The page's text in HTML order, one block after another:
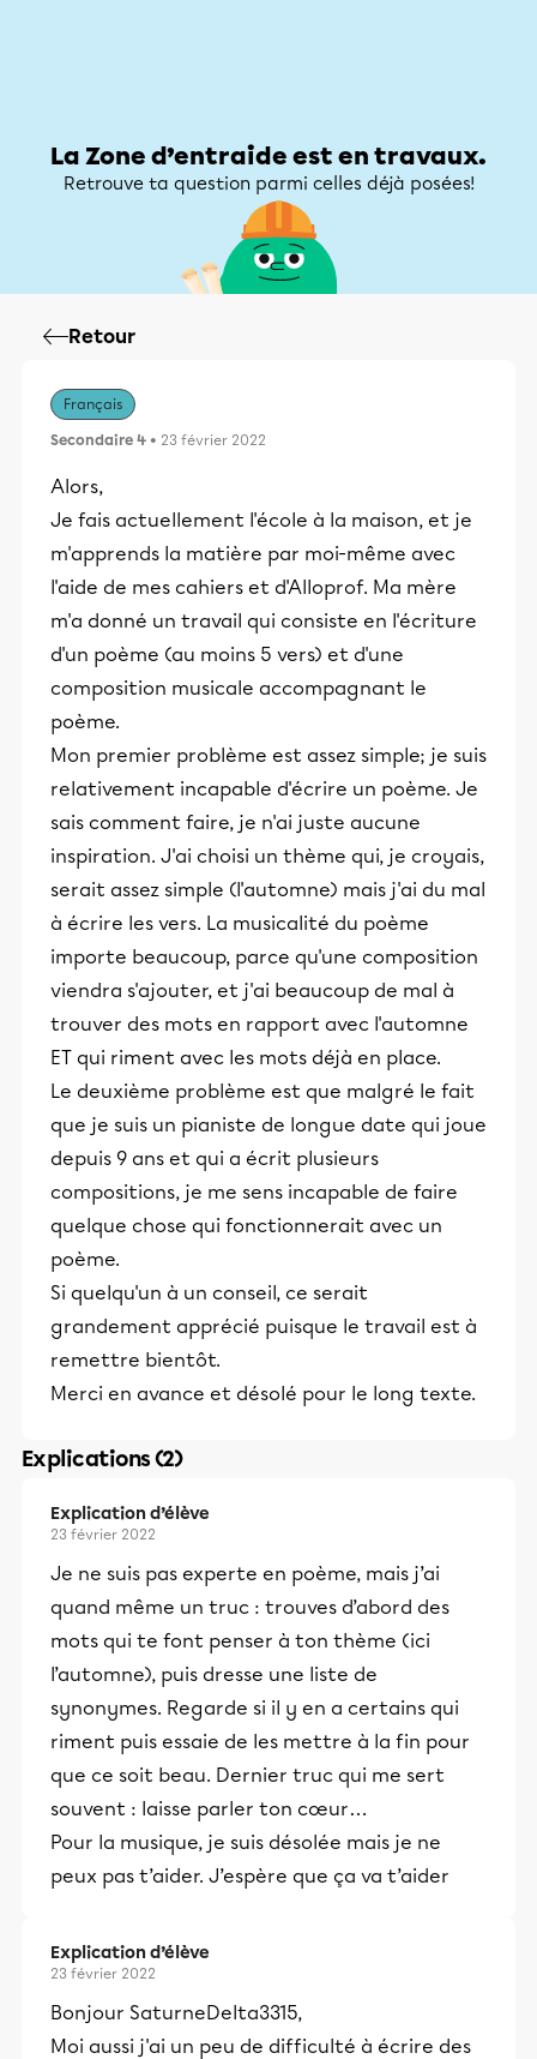
La Zone d’entraide est en travaux.
Retrouve ta question parmi celles déjà posées!
Retour
Français
Secondaire 4 • 23 février 2022
Alors,
Je fais actuellement l'école à la maison, et je
m'apprends la matière par moi-même avec
l'aide de mes cahiers et d'Alloprof. Ma mère
m'a donné un travail qui consiste en l'écriture
d'un poème (au moins 5 vers) et d'une
composition musicale accompagnant le
poème.
Mon premier problème est assez simple; je suis
relativement incapable d'écrire un poème. Je
sais comment faire, je n'ai juste aucune
inspiration. J'ai choisi un thème qui, je croyais,
serait assez simple (l'automne) mais j'ai du mal
à écrire les vers. La musicalité du poème
importe beaucoup, parce qu'une composition
viendra s'ajouter, et j'ai beaucoup de mal à
trouver des mots en rapport avec l'automne
ET qui riment avec les mots déjà en place.
Le deuxième problème est que malgré le fait
que je suis un pianiste de longue date qui joue
depuis 9 ans et qui a écrit plusieurs
compositions, je me sens incapable de faire
quelque chose qui fonctionnerait avec un
poème.
Si quelqu'un à un conseil, ce serait
grandement apprécié puisque le travail est à
remettre bientôt.
Merci en avance et désolé pour le long texte.
Explications (2)
Explication d’élève
23 février 2022
Je ne suis pas experte en poème, mais j’ai
quand même un truc : trouves d’abord des
mots qui te font penser à ton thème (ici
l’automne), puis dresse une liste de
synonymes. Regarde si il y en a certains qui
riment puis essaie de les mettre à la fin pour
que ce soit beau. Dernier truc qui me sert
souvent : laisse parler ton cœur…
Pour la musique, je suis désolée mais je ne
peux pas t’aider. J’espère que ça va t’aider
Explication d’élève
23 février 2022
Bonjour SaturneDelta3315,
Moi aussi j'ai un peu de difficulté à écrire des